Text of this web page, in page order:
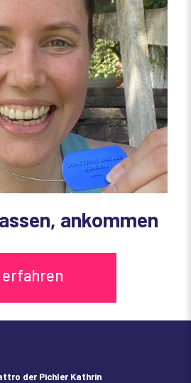
ankommen
erfahren
der Pichler Kathrin